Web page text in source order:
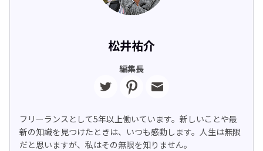
松井祐介
編集長
フリーランスとして5年以上働いています。新しいことや最
新の知識を見つけたときは、いつも感動します。人生は無限
だと思いますが、私はその無限を知りません。